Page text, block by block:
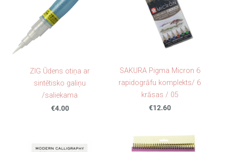
ZIG Ūdens otiņa ar
sintētisko galiņu
/saliekama
€4.00
SAKURA Pigma Micron 6
rapidogrāfu komplekts/ 6
krāsas / 05
€12.60